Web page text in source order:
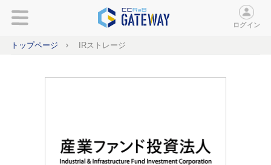
ログイン
トップページ IRストレージ